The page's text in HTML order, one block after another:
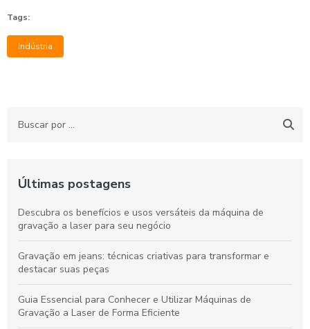
Tags:
Indústria
Últimas postagens
Descubra os benefícios e usos versáteis da máquina de
gravação a laser para seu negócio
Gravação em jeans: técnicas criativas para transformar e
destacar suas peças
Guia Essencial para Conhecer e Utilizar Máquinas de
Gravação a Laser de Forma Eficiente